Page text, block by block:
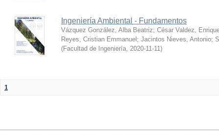
Ingeniería Ambiental - Fundamentos
Vázquez González, Alba Beatriz; César Valdez,
Reyes, Cristian Emmanuel ; Jacintos Nieves, Antonio;
(Facultad de Ingeniería, 2020-11-11)
1